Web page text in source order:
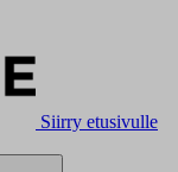
Siirry etusivulle